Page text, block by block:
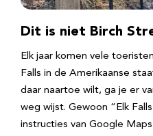
Dit is niet Birch
Elk jaar komen vele
Falls in de Amerikaanse
daar naartoe wilt, ga je er
weg wijst. Gewoon “Elk
instructies van Google